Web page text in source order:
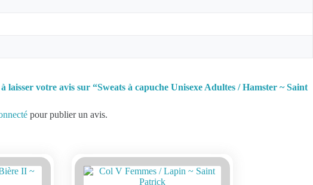
laisser votre avis sur “Sweats à capuche Unisexe Adultes / Hamster ~ Saint
pour publier un avis.